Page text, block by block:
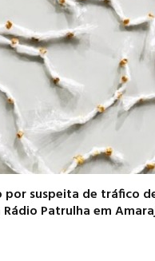
por suspeita de tráfico
Patrulha em